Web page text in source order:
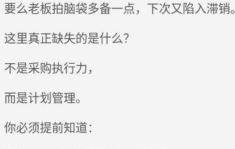
要么老板拍脑袋多备一点，下次又陷入滞销。
这里真正缺失的是什么？
不是采购执行力，
而是计划管理。
你必须提前知道：